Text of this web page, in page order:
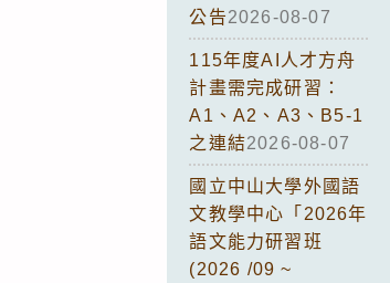
公告2026-08-07
115年度AI人才方舟
計畫需完成研習：
A1、A2、A3、B5-1
之連結2026-08-07
國立中山大學外國語
文教學中心「2026年
語文能力研習班
(2026 /09 ~